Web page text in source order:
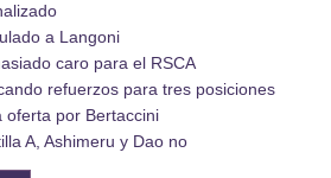
a Langoni
caro para el RSCA
refuerzos para tres posiciones
oferta por Bertaccini
A, Ashimeru y Dao no